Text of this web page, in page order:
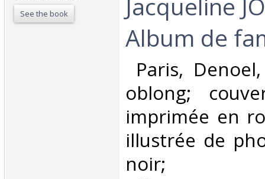
See the book
Jacqueline
Album de
Paris,
oblong;
imprimée en
illustrée de
noir;